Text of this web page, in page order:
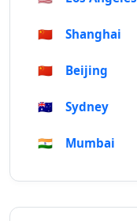
🇨🇳 Shanghai
🇨🇳 Beijing
🇦🇺 Sydney
🇮🇳 Mumbai